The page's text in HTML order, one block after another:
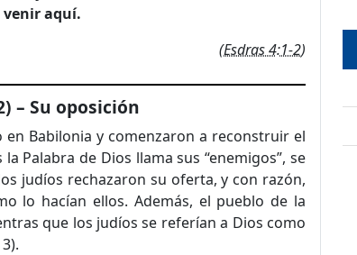
venir aquí.
(Esdras 4:1-2)
– Su oposición
Babilonia y comenzaron a reconstruir el
Palabra de Dios llama sus “enemigos”, se
judíos rechazaron su oferta, y con razón,
lo hacían ellos. Además, el pueblo de la
que los judíos se referían a Dios como